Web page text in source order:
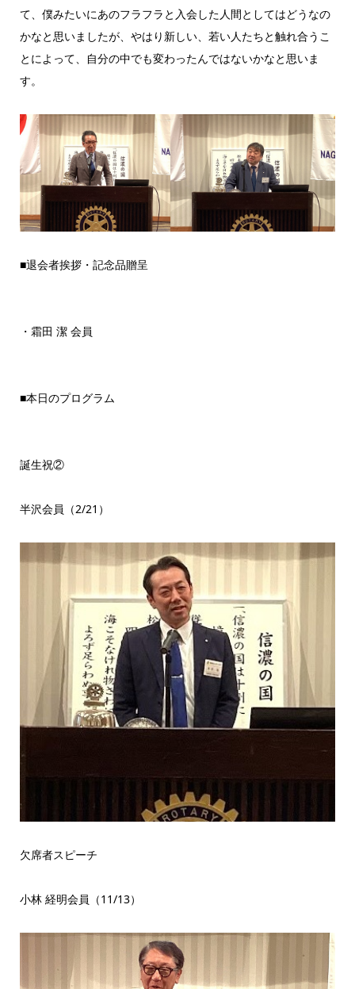
て、僕みたいにあのフラフラと入会した人間としてはどうなの
かなと思いましたが、やはり新しい、若い人たちと触れ合うこ
とによって、自分の中でも変わったんではないかなと思いま
す。
■退会者挨拶・記念品贈呈
・霜田 潔 会員
■本日のプログラム
誕生祝②
半沢会員（2/21）
欠席者スピーチ
小林 経明会員（11/13）